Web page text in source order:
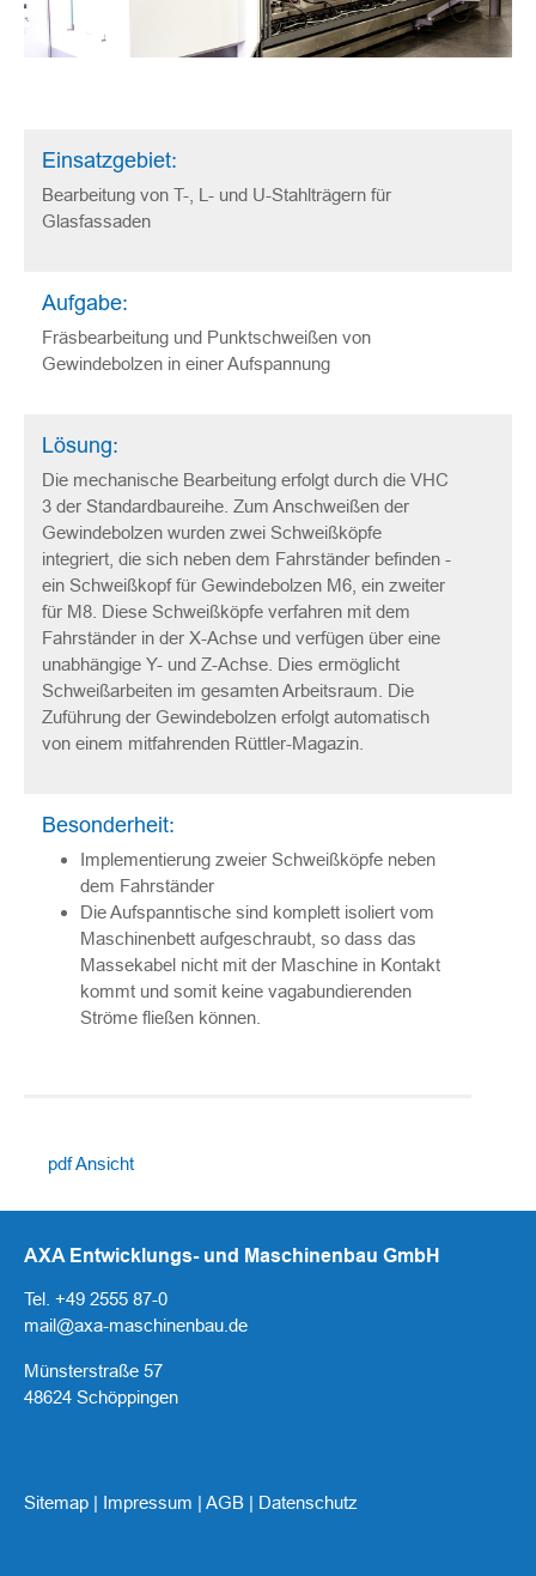
Einsatzgebiet:
Bearbeitung von T-, L- und U-Stahlträgern für
Glasfassaden
Aufgabe:
Fräsbearbeitung und Punktschweißen von
Gewindebolzen in einer Aufspannung
Lösung:
Die mechanische Bearbeitung erfolgt durch die VHC
3 der Standardbaureihe. Zum Anschweißen der
Gewindebolzen wurden zwei Schweißköpfe
integriert, die sich neben dem Fahrständer befinden -
ein Schweißkopf für Gewindebolzen M6, ein zweiter
für M8. Diese Schweißköpfe verfahren mit dem
Fahrständer in der X-Achse und verfügen über eine
unabhängige Y- und Z-Achse. Dies ermöglicht
Schweißarbeiten im gesamten Arbeitsraum. Die
Zuführung der Gewindebolzen erfolgt automatisch
von einem mitfahrenden Rüttler-Magazin.
Besonderheit:
Implementierung zweier Schweißköpfe neben
dem Fahrständer
Die Aufspanntische sind komplett isoliert vom
Maschinenbett aufgeschraubt, so dass das
Massekabel nicht mit der Maschine in Kontakt
kommt und somit keine vagabundierenden
Ströme fließen können.
pdf Ansicht
AXA Entwicklungs- und Maschinenbau GmbH
Tel. +49 2555 87-0
mail@axa-maschinenbau.de
Münsterstraße 57
48624 Schöppingen
Sitemap | Impressum | AGB | Datenschutz